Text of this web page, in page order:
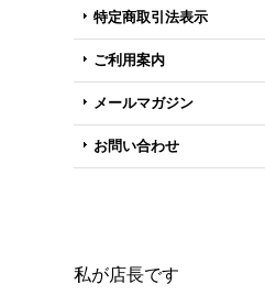
特定商取引法表示
ご利用案内
メールマガジン
お問い合わせ
私が店長です